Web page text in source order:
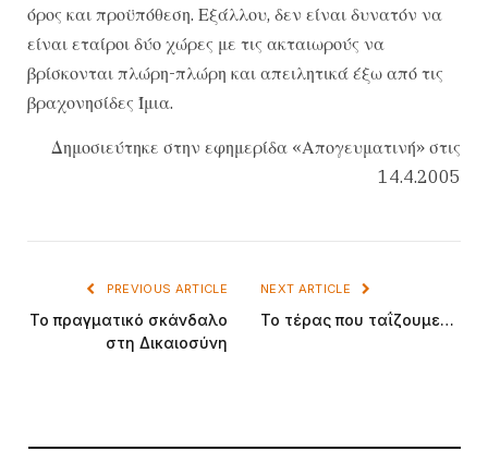
όρος και προϋπόθεση. Εξάλλου, δεν είναι δυνατόν να
είναι εταίροι δύο χώρες με τις ακταιωρούς να
βρίσκονται πλώρη-πλώρη και απειλητικά έξω από τις
βραχονησίδες Ίμια.
Δημοσιεύτηκε στην εφημερίδα «Απογευματινή» στις
14.4.2005
PREVIOUS ARTICLE
Το πραγματικό σκάνδαλο
στη Δικαιοσύνη
NEXT ARTICLE
Το τέρας που ταΐζουμε…